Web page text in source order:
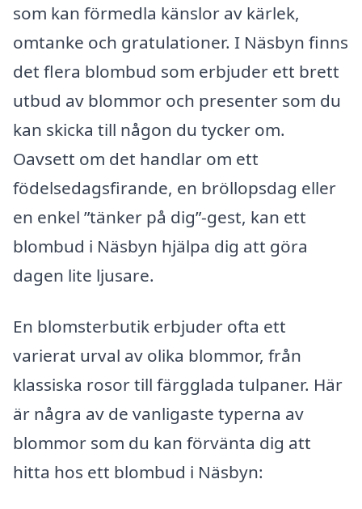
som kan förmedla känslor av kärlek,
omtanke och gratulationer. I Näsbyn finns
det flera blombud som erbjuder ett brett
utbud av blommor och presenter som du
kan skicka till någon du tycker om.
Oavsett om det handlar om ett
födelsedagsfirande, en bröllopsdag eller
en enkel ”tänker på dig”-gest, kan ett
blombud i Näsbyn hjälpa dig att göra
dagen lite ljusare.
En blomsterbutik erbjuder ofta ett
varierat urval av olika blommor, från
klassiska rosor till färgglada tulpaner. Här
är några av de vanligaste typerna av
blommor som du kan förvänta dig att
hitta hos ett blombud i Näsbyn: